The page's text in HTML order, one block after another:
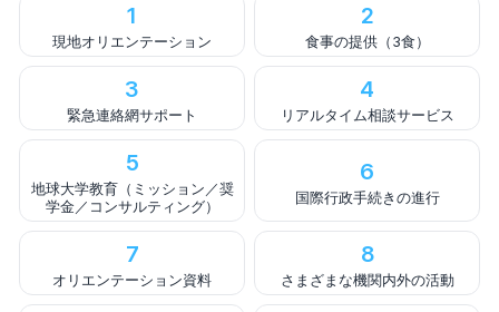
1
現地オリエンテーション
2
食事の提供（3食）
3
緊急連絡網サポート
4
リアルタイム相談サービス
5
地球大学教育（ミッション／奨
学金／コンサルティング）
6
国際行政手続きの進行
7
オリエンテーション資料
8
さまざまな機関内外の活動